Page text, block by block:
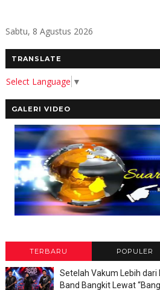
Sabtu, 8 Agustus 2026
TRANSLATE
Select Language ▼
GALERI VIDEO
TERBARU POPULER
Setelah Vakum Lebih dari
Band Bangkit Lewat